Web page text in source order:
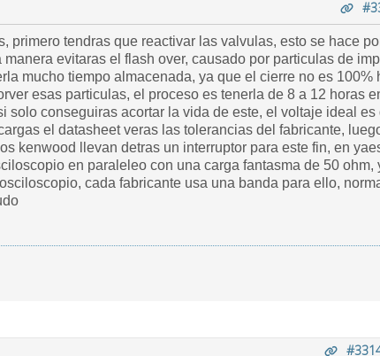
primero tendras que reactivar las valvulas, esto se hace
evitaras el flash over, causado por particulas de
mucho tiempo almacenada, ya que el cierre no es 100%
esas particulas, el proceso es tenerla de 8 a 12 horas
conseguiras acortar la vida de este, el voltaje ideal es
el datasheet veras las tolerancias del fabricante,
kenwood llevan detras un interruptor para este fin, en
en paraleleo con una carga fantasma de 50 ohm,
cada fabricante usa una banda para ello,